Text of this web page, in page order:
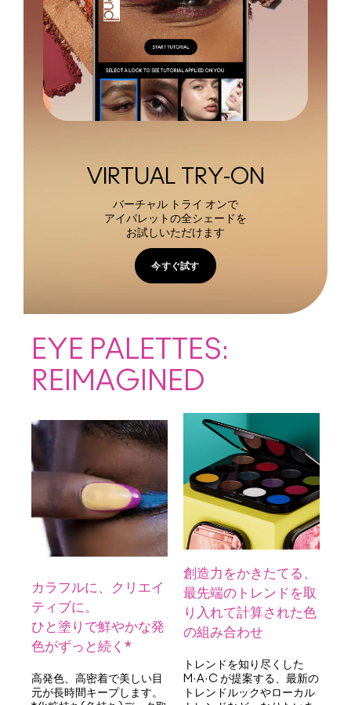
VIRTUAL TRY-ON
バーチャル トライ オンで
アイパレットの全シェードを
お試しいただけます
今すぐ試す
EYE PALETTES:
REIMAGINED
カラフルに、クリエイ
ティブに。
ひと塗りで鮮やかな発
色がずっと続く*
高発色、高密着で美しい目
元が長時間キープします。
創造力をかきたてる、
最先端のトレンドを取
り入れて計算された色
の組み合わせ
トレンドを知り尽くした
M·A·C が提案する、最新の
トレンドルックやローカル